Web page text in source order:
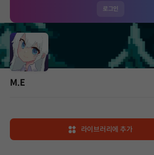
로그인
M.E
라이브러리에 추가